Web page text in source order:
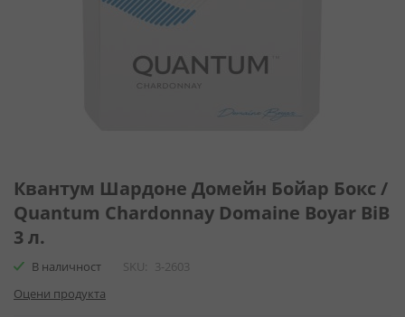
към
началото
на
галерия
снимки
Квантум Шардоне Домейн Бойар Бокс /
Quantum Chardonnay Domaine Boyar BiB
3 л.
В наличност SKU
3-2603
Оцени продукта